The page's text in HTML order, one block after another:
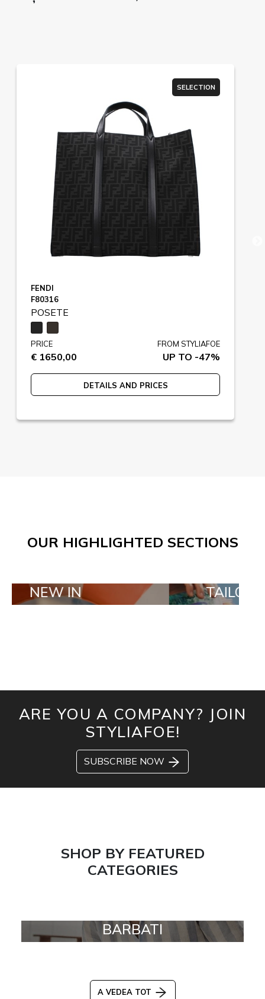
SELECTION
FENDI
F80316
POSETE
PRICE
€ 1650,00
FROM STYLIAFOE
UP TO -47%
DETAILS AND PRICES
OUR HIGHLIGHTED SECTIONS
TAILOR MADE
ARE YOU A COMPANY? JOIN
STYLIAFOE!
SUBSCRIBE NOW
SHOP BY FEATURED
CATEGORIES
BARBATI
A VEDEA TOT